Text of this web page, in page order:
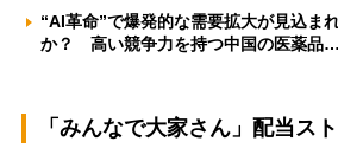
“AI革命”で爆発的な需要拡大が見込ま
か？ 高い競争力を持つ中国の医薬品…
「みんなで大家さん」配当ス